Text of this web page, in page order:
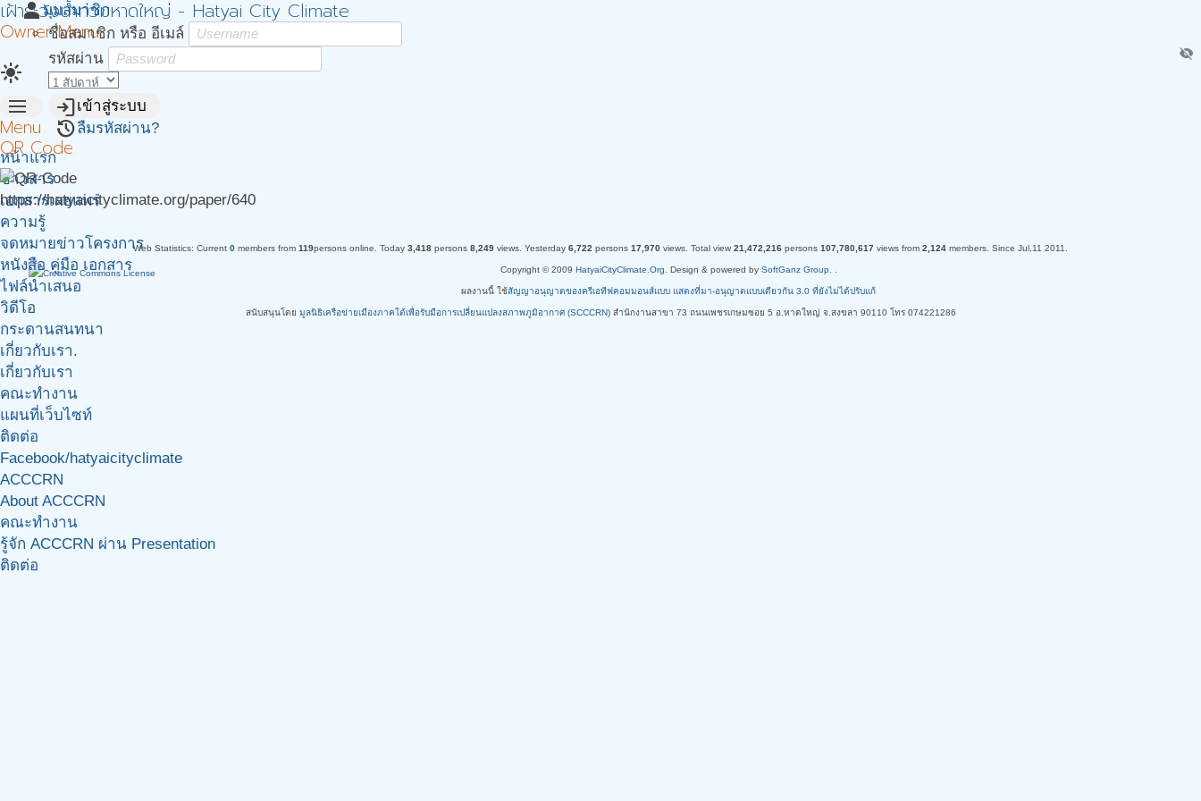
เฝ้าระวังน้ำท่วมหาดใหญ่ - Hatyai City Climate
Owner Menu
light_mode
personมุมสมาชิก
ชื่อสมาชิก หรือ อีเมล์
รหัสผ่าน
visibility_off
loginเข้าสู่ระบบ
restoreลืมรหัสผ่าน?
menu
Menu
หน้าแรก
ข่าวสาร
เอกสารเผยแพร่
ความรู้
จดหมายข่าวโครงการ
หนังสือ คู่มือ เอกสาร
ไฟล์นำเสนอ
วิดีโอ
กระดานสนทนา
เกี่ยวกับเรา.
เกี่ยวกับเรา
คณะทำงาน
แผนที่เว็บไซท์
ติดต่อ
Facebook/hatyaicityclimate
ACCCRN
About ACCCRN
คณะทำงาน
รู้จัก ACCCRN ผ่าน Presentation
ติดต่อ
QR Code
https://hatyaicityclimate.org/paper/640
Web Statistics: Current 0 members from 119persons online. Today 3,418 persons 8,249 views. Yesterday 6,722 persons 17,970 views. Total view 21,472,216 persons 107,780,617 views from 2,124 members. Since Jul,11 2011.
Copyright © 2009 HatyaiCityClimate.Org . Design & powered by SoftGanz Group.
ผลงานนี้ ใช้สัญญาอนุญาตของครีเอทีฟคอมมอนส์แบบ แสดงที่มา-อนุญาตแบบเดียวกัน 3.0 ที่ยังไม่ได้ปรับแก้
สนับสนุนโดย มูลนิธิเครือข่ายเมืองภาคใต้เพื่อรับมือการเปลี่ยนแปลงสภาพภูมิอากาศ (SCCCRN)สำนักงานสาขา 73 ถนนเพชรเกษมซอย 5 อ.หาดใหญ่ จ.สงขลา 90110 โทร 074221286